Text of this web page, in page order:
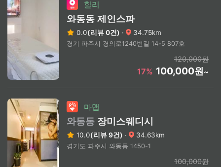
힐리
와동동 제인스파
0.0(리뷰 0건) · 34.75km
경기 파주시 경의로1240번길 14-5 807호
120,000원
17% 100,000원~
마맵
와동동 장미스웨디시
10.0(리뷰 9건) · 34.63km
경기도 파주시 와동동 1450-1
100,000원